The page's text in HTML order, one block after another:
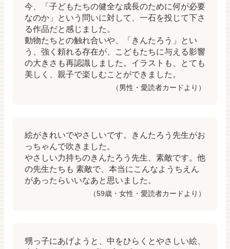
今、「子どもたちの健全な成長のために何が必要
なのか」という問いに対して、一石を投じて下さ
る作品だと感じました。
動物たちとの触れ合いや、「きんたろう」とい
う、強く頼れる存在が、こどもたちに与える影響
の大きさも再認識しました。イラストも、とても
美しく、親子で楽しむことができました。
（男性・愛読者カードより）
絵がきれいでやさしいです。きんたろう先生がお
っちゃんで吹きました。
やさしい力持ちのきんたろう先生、素敵です。他
の先生たちも 素敵で、本当にこんなようちえん
があったらいいなあと思いました。
（59歳・女性・愛読者カードより）
甥っ子にあげようと、中をひらくとやさしい絵、